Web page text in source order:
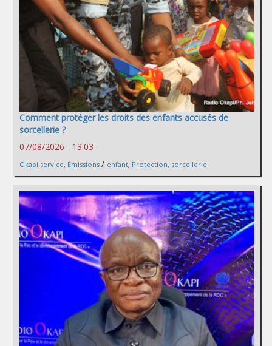
Comment protéger les droits des enfants accusés de
sorcellerie ?
07/08/2026 - 13:03
Okapi service, Émissions / enfant, Protection, sorcellerie